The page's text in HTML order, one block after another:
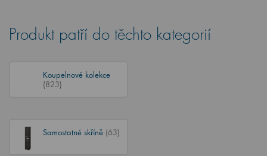
Produkt patří do těchto kategorií
Koupelnové kolekce
(823)
Samostatné skříně (63)